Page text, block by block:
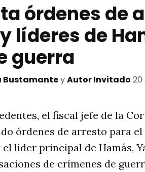
órdenes de
líderes de
guerra
BustamanteyAutor Invitado 20
el fiscal jefe de la
órdenes de arresto para
líder principal de Hamás,
de crímenes de